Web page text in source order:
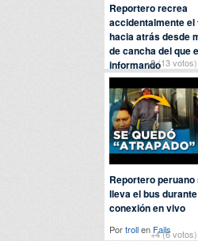
+5 (13 votos)
Reportero recrea
accidentalmente el
hacia atrás desde
de cancha del que
informando
PoryunoenDeportes
+4 (6 votos)
Reportero peruano
lleva el bus
conexión en vivo
Portrollen Fails